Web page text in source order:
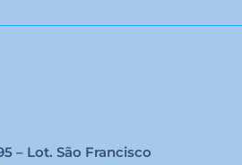
– Lot. São Francisco